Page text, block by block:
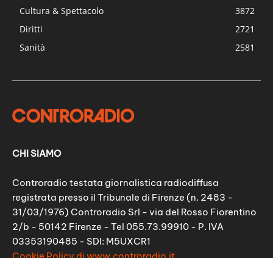
Cultura & Spettacolo
3872
Diritti
2721
Sanità
2581
CHI SIAMO
Controradio testata giornalistica radiodiffusa
registrata presso il Tribunale di Firenze (n. 2483 -
31/03/1976) Controradio Srl - via del Rosso Fiorentino
2/b - 50142 Firenze - Tel 055.73.99910 - P. IVA
03353190485 - SDI: M5UXCR1
Cookie Policy di www.controradio.it